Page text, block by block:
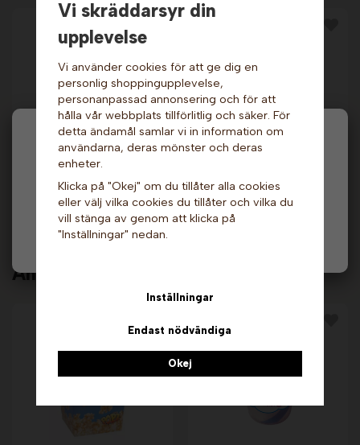
Hej och välkommen till Gottes!
Hos oss får alla handla men välj privatperson (inkl.
moms) eller företag (exkl. moms) för hur våra priser
ska visas.
Privat
Slushmix - Jolly Cola,
5 liter. Scoop
479 kr
Info & Köp
539 kr
Andra köpte även
Vi skräddarsyr din
upplevelse
Vi använder cookies för att ge dig en
personlig shoppingupplevelse,
personanpassad annonsering och för att
hålla vår webbplats tillförlitlig och säker. För
detta ändamål samlar vi in information om
användarna, deras mönster och deras
enheter.
Klicka på "Okej" om du tillåter alla cookies
eller välj vilka cookies du tillåter och vilka du
vill stänga av genom att klicka på
"Inställningar" nedan.
Inställningar
Endast nödvändiga
Okej